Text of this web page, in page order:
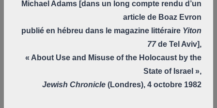
Michael Adams [dans un long compte rendu d’un
article de Boaz Evron
publié en hébreu dans le magazine littéraire Yiton
77de Tel Aviv],
« About Use and Misuse of the Holocaust by the
State of Israel »,
Jewish Chronicle (Londres), 4 octobre 1982